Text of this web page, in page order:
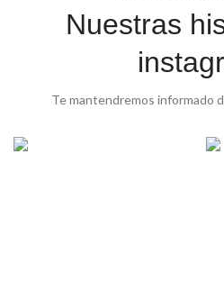
Nuestras
Te mantendremos informado